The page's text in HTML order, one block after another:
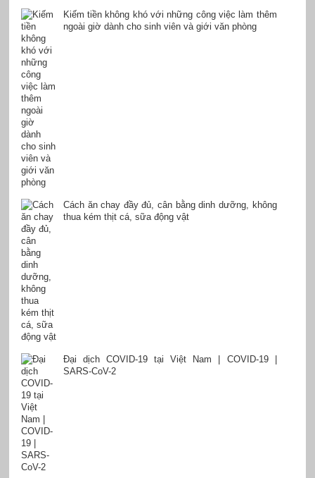
Kiếm tiền không khó với những công việc làm thêm
ngoài giờ dành cho sinh viên và giới văn phòng
Cách ăn chay đầy đủ, cân bằng dinh dưỡng, không
thua kém thịt cá, sữa động vật
Đại dịch COVID-19 tại Việt Nam | COVID-19 |
SARS-CoV-2